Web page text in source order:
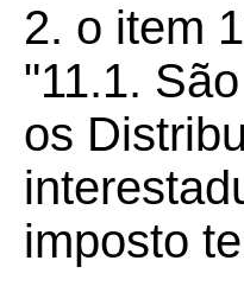
2. o item
"11.1.
os
imposto